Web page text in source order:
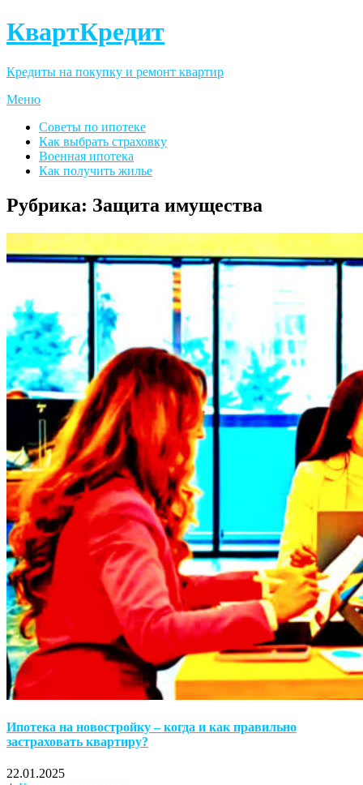
КвартКредит
Кредиты на покупку и ремонт квартир
Меню
Советы по ипотеке
Как выбрать страховку
Военная ипотека
Как получить жилье
Рубрика: Защита имущества
Ипотека на новостройку – когда и как правильно
застраховать квартиру?
22.01.2025